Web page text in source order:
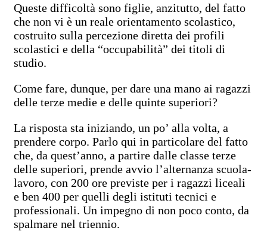
Queste difficoltà sono figlie, anzitutto, del fatto
che non vi è un reale orientamento scolastico,
costruito sulla percezione diretta dei profili
scolastici e della “occupabilità” dei titoli di
studio.
Come fare, dunque, per dare una mano ai ragazzi
delle terze medie e delle quinte superiori?
La risposta sta iniziando, un po’ alla volta, a
prendere corpo. Parlo qui in particolare del fatto
che, da quest’anno, a partire dalle classe terze
delle superiori, prende avvio l’alternanza scuola-
lavoro, con 200 ore previste per i ragazzi liceali
e ben 400 per quelli degli istituti tecnici e
professionali. Un impegno di non poco conto, da
spalmare nel triennio.